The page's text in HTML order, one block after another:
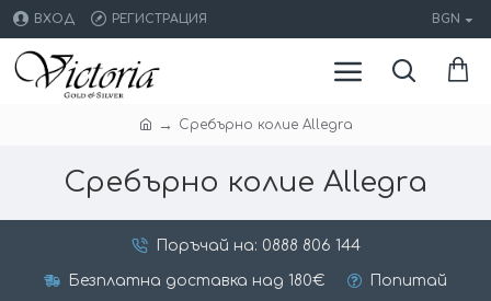
ВХОД РЕГИСТРАЦИЯ BGN
Сребърно колие Allegra
Сребърно колие Allegra
Поръчай на: 0888 806 144
Безплатна доставка над 180€ Попитай